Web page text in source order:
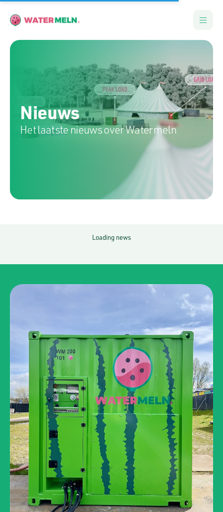
Nieuws
Het laatste nieuws over Watermeln
Loading news